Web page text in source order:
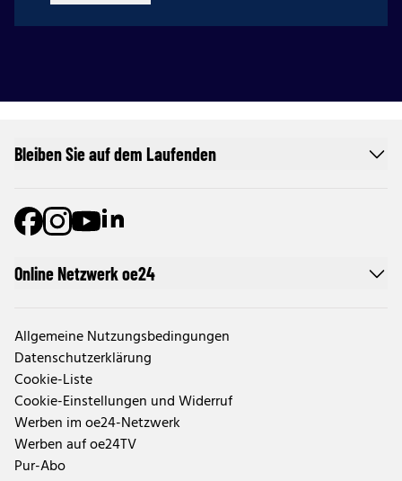
Online Netzwerk oe24
Allgemeine Nutzungsbedingungen
Datenschutzerklärung
Cookie-Liste
Cookie-Einstellungen und Widerruf
Werben im oe24-Netzwerk
Werben auf oe24TV
Pur-Abo
Bleiben Sie auf dem Laufenden